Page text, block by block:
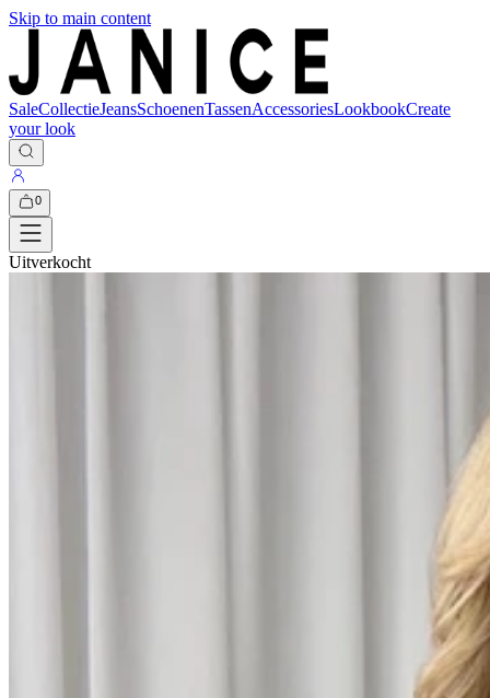
Skip to main content
SaleCollectieJeansSchoenenTassenAccessoriesLookbookCreate
your look
0
Uitverkocht